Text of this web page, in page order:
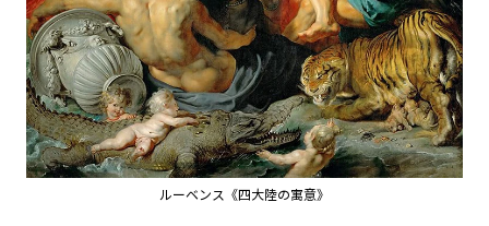
ルーベンス《四大陸の寓意》